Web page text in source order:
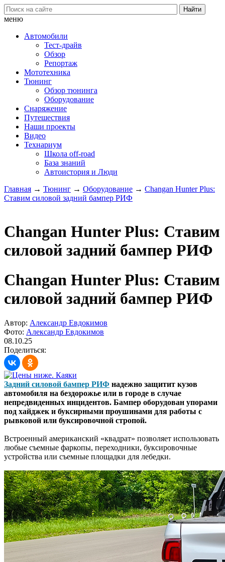
меню
Автомобили
Тест-драйв
Обзор
Репортаж
Мототехника
Тюнинг
Обзор тюнинга
Оборудование
Снаряжение
Путешествия
Наши проекты
Видео
Технариум
Школа off-road
База знаний
Автоистория и Люди
Главная → Тюнинг → Оборудование → Changan Hunter Plus:
Ставим силовой задний бампер РИФ
Changan Hunter Plus: Ставим
силовой задний бампер РИФ
Changan Hunter Plus: Ставим
силовой задний бампер РИФ
Автор: Александр Евдокимов
Фото: Александр Евдокимов
08.10.25
Поделиться:
Задний силовой бампер РИФ надежно защитит кузов
автомобиля на бездорожье или в городе в случае
непредвиденных инцидентов. Бампер оборудован упорами
под хайджек и буксирными проушинами для работы с
рывковой или буксировочной стропой.
Встроенный американский «квадрат» позволяет использовать
любые съемные фаркопы, переходники, буксировочные
устройства или съемные площадки для лебедки.